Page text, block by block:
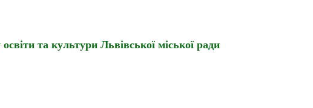
та культури Львівської міської ради